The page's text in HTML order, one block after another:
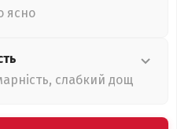
ясно
слабкий дощ